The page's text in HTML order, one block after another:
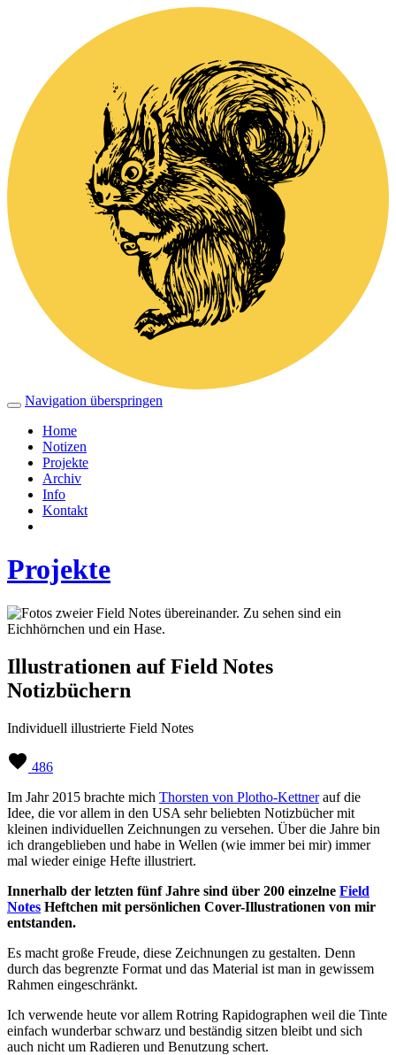
Navigation überspringen
Home
Notizen
Projekte
Archiv
Info
Kontakt
Projekte
Illustrationen auf Field Notes
Notizbüchern
Individuell illustrierte Field Notes
486
Im Jahr 2015 brachte mich Thorsten von Plotho-Kettnerauf die
Idee, die vor allem in den USA sehr beliebten Notizbücher mit
kleinen individuellen Zeichnungen zu versehen. Über die Jahre bin
ich drangeblieben und habe in Wellen (wie immer bei mir) immer
mal wieder einige Hefte illustriert.
Innerhalb der letzten fünf Jahre sind über 200 einzelne Field
Notes Heftchen mit persönlichen Cover-Illustrationen von mir
entstanden.
Es macht große Freude, diese Zeichnungen zu gestalten. Denn
durch das begrenzte Format und das Material ist man in gewissem
Rahmen eingeschränkt.
Ich verwende heute vor allem Rotring Rapidographen weil die Tinte
einfach wunderbar schwarz und beständig sitzen bleibt und sich
auch nicht um Radieren und Benutzung schert.